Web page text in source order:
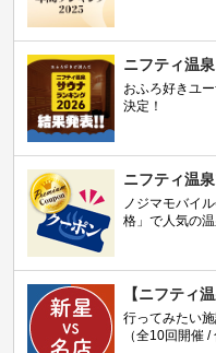
ニフティ温
おふろ好きユ
決定！
ニフティ温
ノジマモバイ
格」で人気の
【ニフティ
行ってみたい
（全10回開催 /